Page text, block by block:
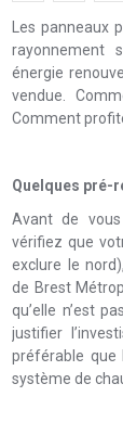
Les panneaux
rayonnement
énergie
vendue.
Comment
Quelques pré-
Avant de vous
vérifiez que
exclure le
de Brest
qu’elle n’est
justifier
préférable que
système de